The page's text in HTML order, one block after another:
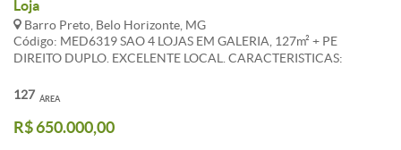
Loja
Barro Preto, Belo Horizonte, MG
Código: MED6319 SAO 4 LOJAS EM GALERIA, 127m² + PE
DIREITO DUPLO. EXCELENTE LOCAL. CARACTERISTICAS:
ÁREA
127
R$ 650.000,00